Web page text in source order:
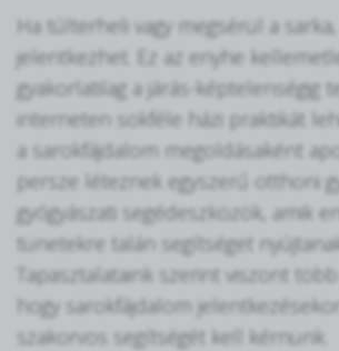
Ha túlterheli vagy megsérül a
jelentkezhet. Ez az enyhe
gyakorlatilag a járás-képtelenségig
interneten sokféle házi praktikát
a sarokfájdalom megoldásaként
persze léteznek egyszerű otthoni
gyógyászati segédeszközök, amik
tünetekre talán segítséget
Tapasztalataink szerint viszont
hogy sarokfájdalom
szakorvos segítségét kell kérnünk.